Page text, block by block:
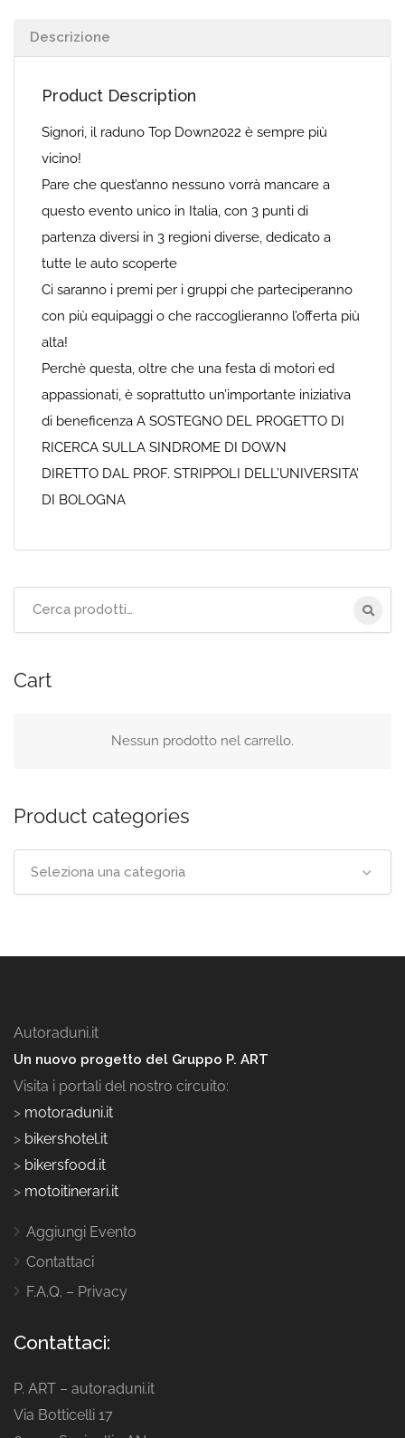
Descrizione
Product Description
Signori, il raduno Top Down2022 è sempre più
vicino!
Pare che quest’anno nessuno vorrà mancare a
questo evento unico in Italia, con 3 punti di
partenza diversi in 3 regioni diverse, dedicato a
tutte le auto scoperte
Ci saranno i premi per i gruppi che parteciperanno
con più equipaggi o che raccoglieranno l’offerta più
alta!
Perchè questa, oltre che una festa di motori ed
appassionati, è soprattutto un’importante iniziativa
di beneficenza A SOSTEGNO DEL PROGETTO DI
RICERCA SULLA SINDROME DI DOWN
DIRETTO DAL PROF. STRIPPOLI DELL’UNIVERSITA’
DI BOLOGNA
Cart
Nessun prodotto nel carrello.
Product categories
Seleziona una categoria
Autoraduni.it
Un nuovo progetto del Gruppo P. ART
Visita i portali del nostro circuito:
> motoraduni.it
> bikershotel.it
> bikersfood.it
> motoitinerari.it
Aggiungi Evento
Contattaci
F.A.Q. – Privacy
Contattaci:
P. ART – autoraduni.it
Via Botticelli 17